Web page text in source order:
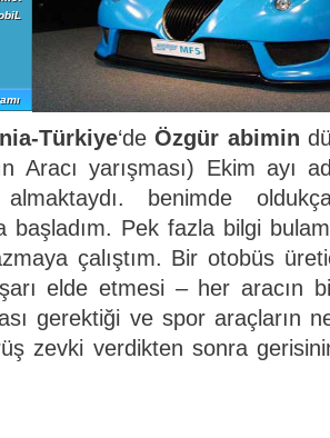
Türkiye‘de Özgür abimin
Aracı yarışması) Ekim ayı
benimde
başladım. Pek fazla bilgi
çalıştım. Bir otobüs
elde etmesi – her aracın
gerektiği ve spor araçların
zevki verdikten sonra